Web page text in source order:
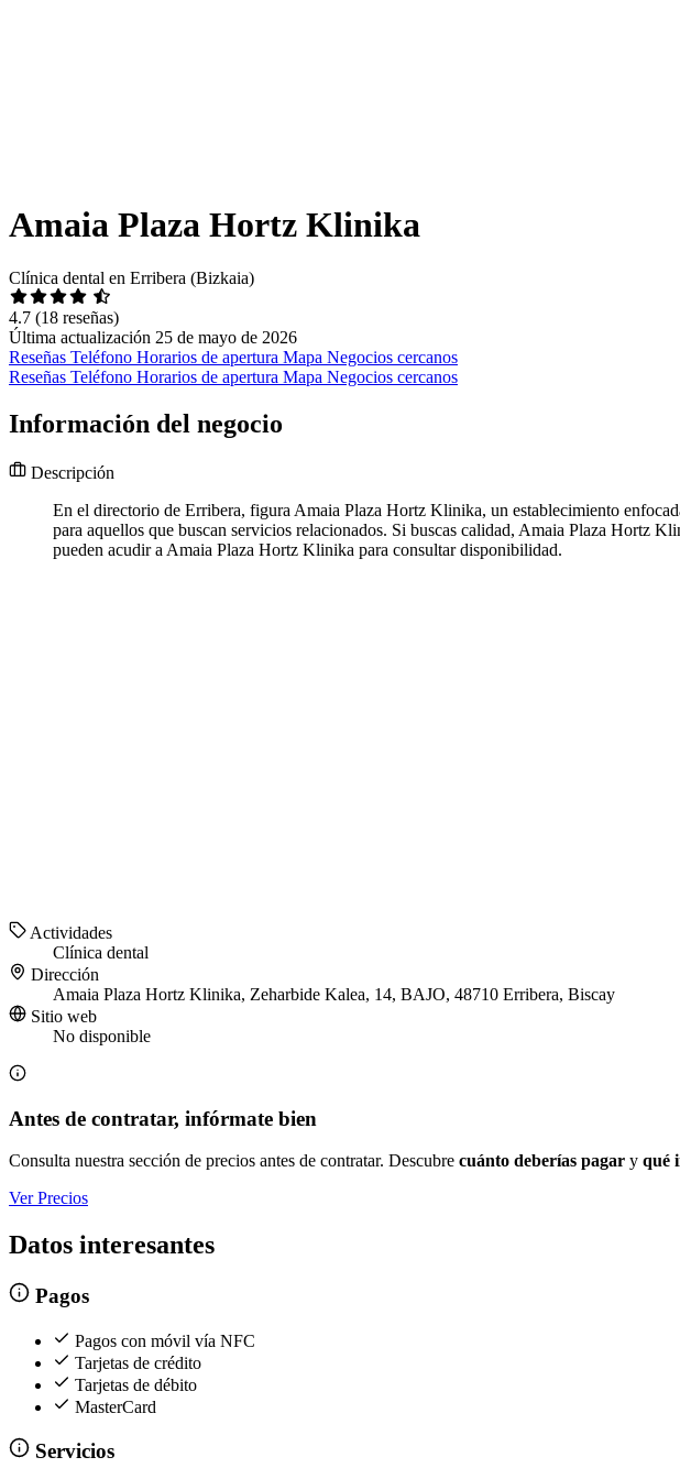
Amaia Plaza Hortz Klinika
Clínica dental en Erribera (Bizkaia)
4.7 (18 reseñas)
Última actualización 25 de mayo de 2026
Reseñas Teléfono Horarios de apertura Mapa Negocios cercanos
Reseñas Teléfono Horarios de apertura Mapa Negocios cercanos
Información del negocio
Descripción
En el directorio de Erribera, figura Amaia Plaza Hortz Klinika, un establecimiento
para aquellos que buscan servicios relacionados. Si buscas calidad, Amaia Plaza Hortz
pueden acudir a Amaia Plaza Hortz Klinika para consultar disponibilidad.
Actividades
Clínica dental
Dirección
Amaia Plaza Hortz Klinika, Zeharbide Kalea, 14, BAJO, 48710 Erribera, Biscay
Sitio web
No disponible
Antes de contratar, infórmate bien
Consulta nuestra sección de precios antes de contratar. Descubre cuánto deberías pagar y qué
Ver Precios
Datos interesantes
Pagos
Pagos con móvil vía NFC
Tarjetas de crédito
Tarjetas de débito
MasterCard
Servicios